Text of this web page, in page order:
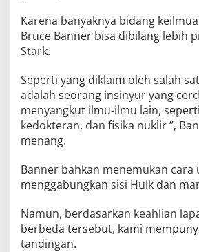
Karena banyaknya bidang
Bruce Banner bisa dibilang lebih
Stark.
Seperti yang diklaim oleh salah
adalah seorang insinyur yang
menyangkut ilmu-ilmu lain,
kedokteran, dan fisika nuklir ”,
menang.
Banner bahkan menemukan cara
menggabungkan sisi Hulk dan
Namun, berdasarkan keahlian
berbeda tersebut, kami
tandingan.